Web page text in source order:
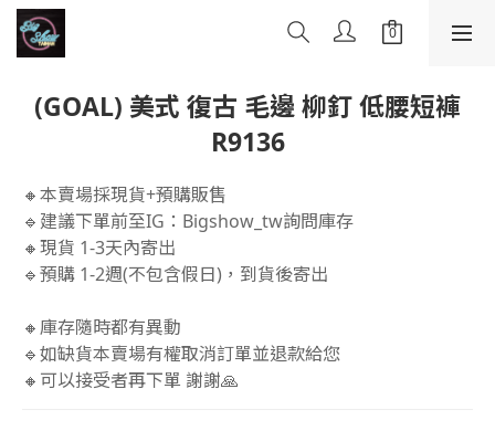
(GOAL) 美式 復古 毛邊 柳釘 低腰短褲
R9136
🔸本賣場採現貨+預購販售
🔹建議下單前至IG：Bigshow_tw詢問庫存
🔸現貨 1-3天內寄出
🔹預購 1-2週(不包含假日)，到貨後寄出
🔸庫存隨時都有異動
🔹如缺貨本賣場有權取消訂單並退款給您
🔸可以接受者再下單 謝謝🙏